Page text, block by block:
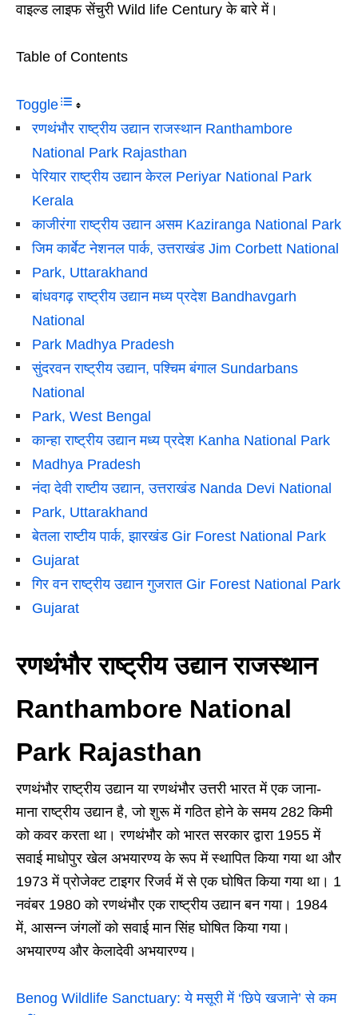
वाइल्‍ड लाइफ सेंचुरी Wild life Century के बारे में।
Table of Contents
Toggle
रणथंभौर राष्ट्रीय उद्यान राजस्थान Ranthambore
National Park Rajasthan
पेरियार राष्ट्रीय उद्यान केरल Periyar National Park
Kerala
काजीरंगा राष्ट्रीय उद्यान असम Kaziranga National Park
जिम कार्बेट नेशनल पार्क, उत्तराखंड Jim Corbett National
Park, Uttarakhand
बांधवगढ़ राष्ट्रीय उद्यान मध्य प्रदेश Bandhavgarh
National
Park Madhya Pradesh
सुंदरवन राष्‍ट्रीय उद्यान, पश्चिम बंगाल Sundarbans
National
Park, West Bengal
कान्हा राष्ट्रीय उद्यान मध्य प्रदेश Kanha National Park
Madhya Pradesh
नंदा देवी राष्टीय उद्यान, उत्तराखंड Nanda Devi National
Park, Uttarakhand
बेतला राष्टीय पार्क, झारखंड Gir Forest National Park
Gujarat
गिर वन राष्ट्रीय उद्यान गुजरात Gir Forest National Park
Gujarat
रणथंभौर राष्ट्रीय उद्यान राजस्थान
Ranthambore National
Park Rajasthan
रणथंभौर राष्ट्रीय उद्यान या रणथंभौर उत्तरी भारत में एक जाना-
माना राष्ट्रीय उद्यान है, जो शुरू में गठित होने के समय 282 किमी
को कवर करता था। रणथंभौर को भारत सरकार द्वारा 1955 में
सवाई माधोपुर खेल अभयारण्य के रूप में स्थापित किया गया था और
1973 में प्रोजेक्ट टाइगर रिजर्व में से एक घोषित किया गया था। 1
नवंबर 1980 को रणथंभौर एक राष्ट्रीय उद्यान बन गया। 1984
में, आसन्न जंगलों को सवाई मान सिंह घोषित किया गया।
अभयारण्य और केलादेवी अभयारण्य।
Benog Wildlife Sanctuary: ये मसूरी में ‘छिपे खजाने’ से कम